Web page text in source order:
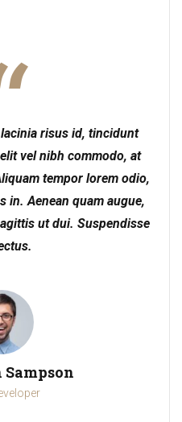
risus id, tincidunt
vel nibh commodo, at
tempor lorem odio,
in. Aenean quam augue,
ut dui. Suspendisse
Sampson